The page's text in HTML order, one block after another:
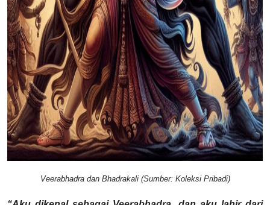
Veerabhadra dan Bhadrakali (Sumber: Koleksi Pribadi)